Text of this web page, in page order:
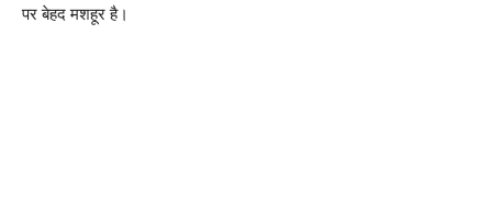
पर बेहद मशहूर है।